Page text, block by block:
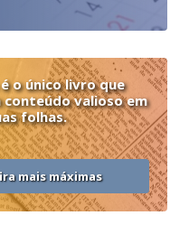
o único livro que
conteúdo valioso em
folhas.
mais máximas